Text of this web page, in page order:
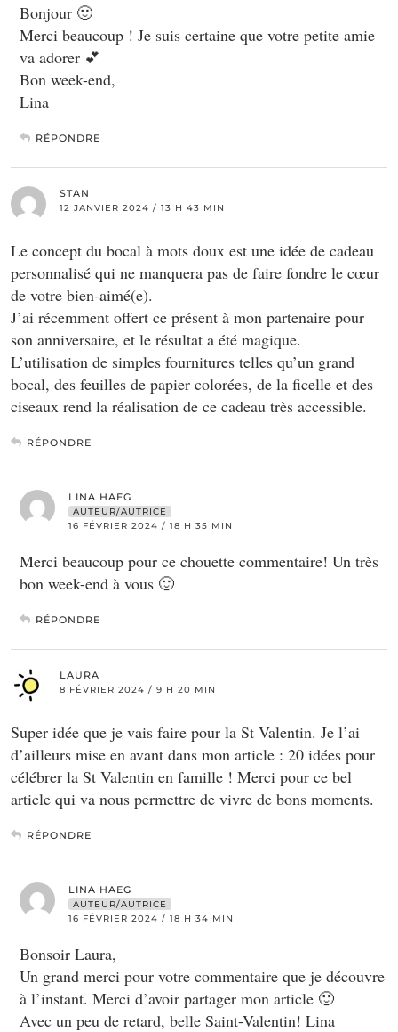
Bonjour 🙂
Merci beaucoup ! Je suis certaine que votre petite amie
va adorer 💕
Bon week-end,
Lina
RÉPONDRE
STAN
12 JANVIER 2024 / 13 H 43 MIN
Le concept du bocal à mots doux est une idée de cadeau
personnalisé qui ne manquera pas de faire fondre le cœur
de votre bien-aimé(e).
J’ai récemment offert ce présent à mon partenaire pour
son anniversaire, et le résultat a été magique.
L’utilisation de simples fournitures telles qu’un grand
bocal, des feuilles de papier colorées, de la ficelle et des
ciseaux rend la réalisation de ce cadeau très accessible.
RÉPONDRE
LINA HAEG
AUTEUR/AUTRICE
16 FÉVRIER 2024 / 18 H 35 MIN
Merci beaucoup pour ce chouette commentaire! Un très
bon week-end à vous 🙂
RÉPONDRE
LAURA
8 FÉVRIER 2024 / 9 H 20 MIN
Super idée que je vais faire pour la St Valentin. Je l’ai
d’ailleurs mise en avant dans mon article : 20 idées pour
célébrer la St Valentin en famille ! Merci pour ce bel
article qui va nous permettre de vivre de bons moments.
RÉPONDRE
LINA HAEG
AUTEUR/AUTRICE
16 FÉVRIER 2024 / 18 H 34 MIN
Bonsoir Laura,
Un grand merci pour votre commentaire que je découvre
à l’instant. Merci d’avoir partager mon article 🙂
Avec un peu de retard, belle Saint-Valentin! Lina